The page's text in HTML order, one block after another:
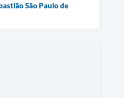
São Paulo de